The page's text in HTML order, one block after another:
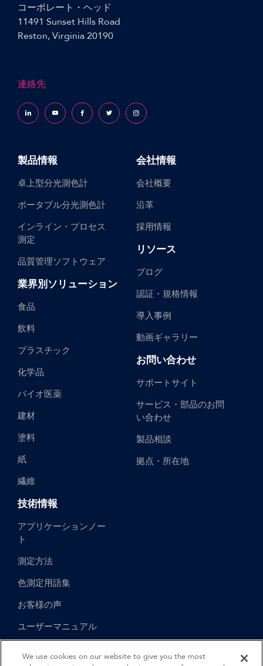
コーポレート・ヘッド
11491 Sunset Hills Road
Reston, Virginia 20190
連絡先
Follow us on LinkedInFollow us on YouTubeFollow us on Facebook
Follow us on X (formerly Twitter)
Follow us on Instagram
製品情報
卓上型分光測色計
ポータブル分光測色計
インライン・プロセス
測定
品質管理ソフトウェア
業界別ソリューション
食品
飲料
プラスチック
化学品
バイオ医薬
建材
塗料
紙
繊維
技術情報
アプリケーションノー
ト
測定方法
色測定用語集
お客様の声
ユーザーマニュアル
会社情報
会社概要
沿革
採用情報
リソース
ブログ
認証・規格情報
導入事例
動画ギャラリー
お問い合わせ
サポートサイト
サービス・部品のお問
い合わせ
製品相談
拠点・所在地
We use cookies on our website to give you the most